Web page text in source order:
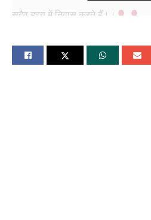
सदैव हृदय में निवास करते हैं।।